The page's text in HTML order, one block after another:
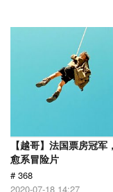
【越哥】法国票房冠
愈系冒险片
# 368
2020-07-18 14:27